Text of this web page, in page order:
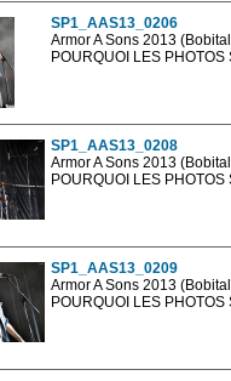
SP1_AAS13_0206
Armor A Sons 2013
POURQUOI LES
SP1_AAS13_0208
Armor A Sons 2013
POURQUOI LES
SP1_AAS13_0209
Armor A Sons 2013
POURQUOI LES